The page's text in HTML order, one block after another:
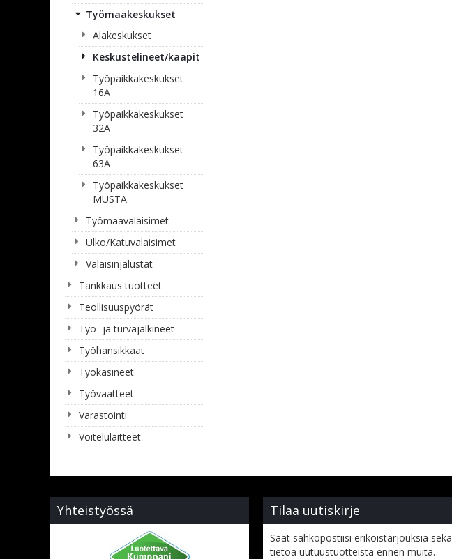
Työmaakeskukset
Alakeskukset
Keskustelineet/kaapit
Työpaikkakeskukset
16A
Työpaikkakeskukset
32A
Työpaikkakeskukset
63A
Työpaikkakeskukset
MUSTA
Työmaavalaisimet
Ulko/Katuvalaisimet
Valaisinjalustat
Tankkaus tuotteet
Teollisuuspyörät
Työ- ja turvajalkineet
Työhansikkaat
Työkäsineet
Työvaatteet
Varastointi
Voitelulaitteet
Yhteistyössä Tilaa uutiskirje
Saat sähköpostiisi erikoistarjouksia sekä
tietoa uutuustuotteista ennen muita.